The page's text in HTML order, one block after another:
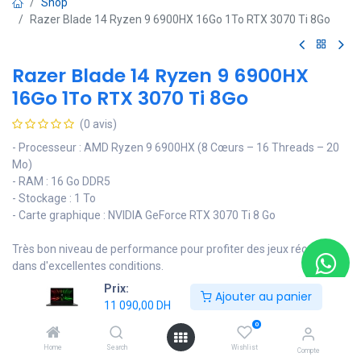
Prix:
11 090,00 DH
Ajouter au panier
Home Search
0
Wishlist Compte
Razer Blade 14 Ryzen 9 6900HX 16Go 1To RTX 3070 Ti 8Go
Razer Blade 14 Ryzen 9 6900HX
16Go 1To RTX 3070 Ti 8Go
(0 avis)
- Processeur : AMD Ryzen 9 6900HX (8 Cœurs – 16 Threads – 20
Mo)
- RAM : 16 Go DDR5
- Stockage : 1 To
- Carte graphique : NVIDIA GeForce RTX 3070 Ti 8 Go
Très bon niveau de performance pour profiter des jeux récents
dans d'excellentes conditions.
11 090,00 DH
Ajouter au panier